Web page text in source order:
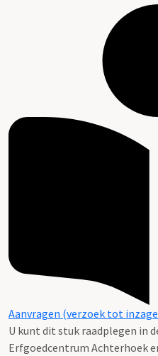
Aanvragen (verzoek tot
U kunt dit stuk raadplegen in
Erfgoedcentrum Achterhoek